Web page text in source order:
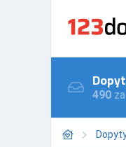
490